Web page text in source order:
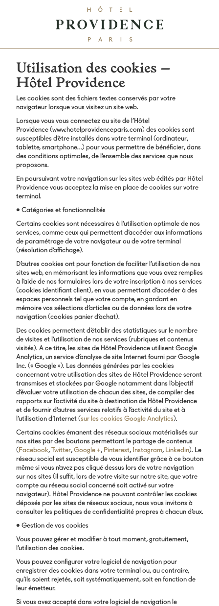
Utilisation des cookies –
Hôtel Providence
Les cookies sont des fichiers textes conservés par votre
navigateur lorsque vous visitez un site web.
Lorsque vous vous connectez au site de l’Hôtel
Providence (www.hotelprovidenceparis.com) des cookies sont
susceptibles d’être installés dans votre terminal (ordinateur,
tablette, smartphone…) pour vous permettre de bénéficier, dans
des conditions optimales, de l’ensemble des services que nous
proposons.
En poursuivant votre navigation sur les sites web édités par Hôtel
Providence vous acceptez la mise en place de cookies sur votre
terminal.
• Catégories et fonctionnalités
Certains cookies sont nécessaires à l’utilisation optimale de nos
services, comme ceux qui permettent d’accéder aux informations
de paramétrage de votre navigateur ou de votre terminal
(résolution d’affichage).
D’autres cookies ont pour fonction de faciliter l’utilisation de nos
sites web, en mémorisant les informations que vous avez remplies
à l’aide de nos formulaires lors de votre inscription à nos services
(cookies identifiant client), en vous permettant d’accéder à des
espaces personnels tel que votre compte, en gardant en
mémoire vos sélections d’articles ou de données lors de votre
navigation (cookies panier d’achat).
Des cookies permettent d’établir des statistiques sur le nombre
de visites et l’utilisation de nos services (rubriques et contenus
visités). A ce titre, les sites de Hôtel Providence utilisent Google
Analytics, un service d’analyse de site Internet fourni par Google
Inc. (« Google »). Les données générées par les cookies
concernant votre utilisation des sites de Hôtel Providence seront
transmises et stockées par Google notamment dans l’objectif
d’évaluer votre utilisation de chacun des sites, de compiler des
rapports sur l’activité du site à destination de Hôtel Providence
et de fournir d’autres services relatifs à l’activité du site et à
l’utilisation d’Internet (sur les cookies Google Analytics).
Certains cookies émanent des réseaux sociaux matérialisés sur
nos sites par des boutons permettant le partage de contenus
(Facebook,Twitter,Google +, Pinterest, Instagram, Linkedin). Le
réseau social est susceptible de vous identifier grâce à ce bouton
même si vous n’avez pas cliqué dessus lors de votre navigation
sur nos sites (il suffit, lors de votre visite sur notre site, que votre
compte au réseau social concerné soit activé sur votre
navigateur). Hôtel Providence ne pouvant contrôler les cookies
déposés par les sites de réseaux sociaux, nous vous invitons à
consulter les politiques de confidentialité propres à chacun d’eux.
• Gestion de vos cookies
Vous pouvez gérer et modifier à tout moment, gratuitement,
l’utilisation des cookies.
Vous pouvez configurer votre logiciel de navigation pour
enregistrer des cookies dans votre terminal ou, au contraire,
qu’ils soient rejetés, soit systématiquement, soit en fonction de
leur émetteur.
Si vous avez accepté dans votre logiciel de navigation le